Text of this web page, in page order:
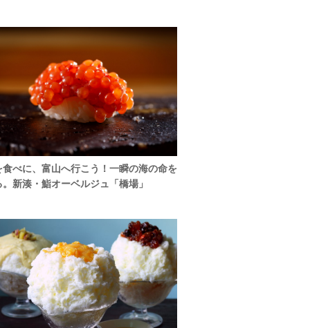
食べに、富山へ行こう！一瞬の海の命を
。新湊・鮨オーベルジュ「橋場」